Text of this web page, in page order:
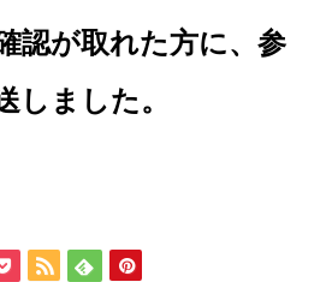
認が取れた方に、参
しました。